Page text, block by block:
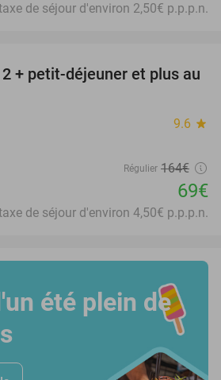
de séjour d'environ 2,50€ p.p.p.n.
58%
+ petit-déjeuner et plus au
9.6 star
Régulier 164€
69€
de séjour d'environ 4,50€ p.p.p.n.
été plein de